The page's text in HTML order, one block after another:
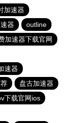
加速器
器
outline
加速器下载官网
速器
盘古加速器
下载官网ios